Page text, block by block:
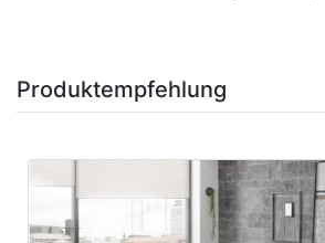
Produktempfehlung